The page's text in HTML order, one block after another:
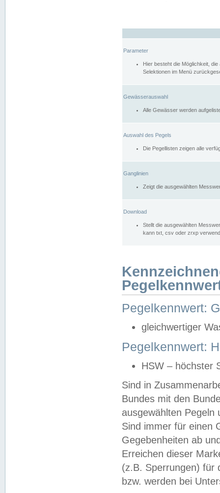
Parameter
Hier besteht die Möglichkeit,
Selektionen im Menü
Gewässerauswahl
Alle Gewässer werden
Auswahl des Pegels
Die Pegellisten zeigen alle
Ganglinien
Zeigt die ausgewählten
Download
Stellt die ausgewählten
kann txt, csv oder zrxp
Pegelkennwert:
gleichwertiger
Pegelkennwert:
HSW – höchster
Sind in
Bundes mit den
ausgewählten
Sind immer für einen
Gegebenheiten ab
Erreichen dieser
(z.B. Sperrungen) für
bzw. werden bei